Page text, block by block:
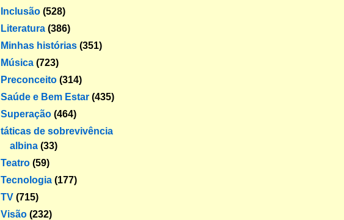
Inclusão (528)
Literatura (386)
Minhas histórias (351)
Música (723)
Preconceito (314)
Saúde e Bem Estar (435)
Superação (464)
táticas de sobrevivência
albina (33)
Teatro (59)
Tecnologia (177)
TV (715)
Visão (232)